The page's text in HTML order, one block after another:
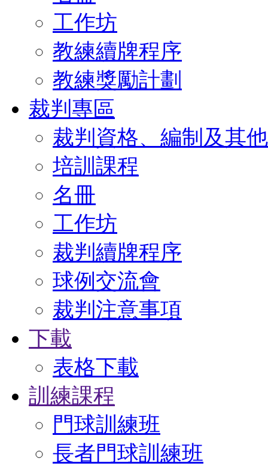
工作坊
教練續牌程序
教練獎勵計劃
裁判專區
裁判資格、編制及其
培訓課程
名冊
工作坊
裁判續牌程序
球例交流會
裁判注意事項
下載
表格下載
訓練課程
門球訓練班
長者門球訓練班